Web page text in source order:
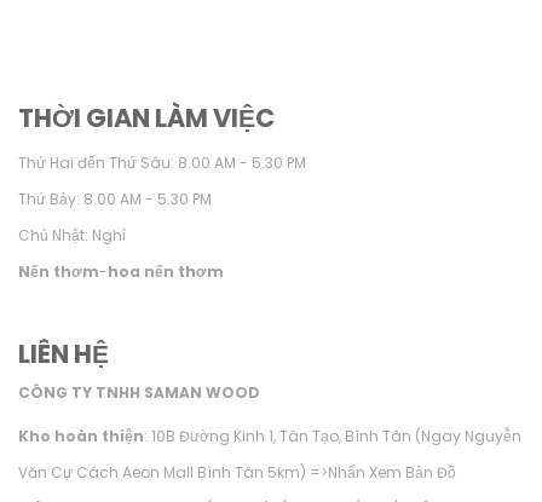
THỜI GIAN LÀM VIỆC
Thứ Hai đến Thứ Sáu: 8.00 AM - 5.30 PM
Thứ Bảy: 8.00 AM - 5.30 PM
Chủ Nhật: Nghỉ
Nến thơm-hoa nến thơm
LIÊN HỆ
CÔNG TY TNHH SAMAN WOOD
Kho hoàn thiện: 10B Đường Kinh 1, Tân Tạo, Bình Tân (Ngay Nguyễn
Văn Cự Cách Aeon Mall Bình Tân 5km) =>Nhấn Xem Bản Đồ